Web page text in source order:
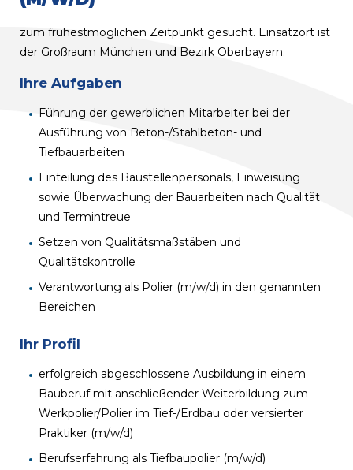
zum frühestmöglichen Zeitpunkt gesucht. Einsatzort ist
der Großraum München und Bezirk Oberbayern.
Ihre Aufgaben
Führung der gewerblichen Mitarbeiter bei der
Ausführung von Beton-/Stahlbeton- und
Tiefbauarbeiten
Einteilung des Baustellenpersonals, Einweisung
sowie Überwachung der Bauarbeiten nach Qualität
und Termintreue
Setzen von Qualitätsmaßstäben und
Qualitätskontrolle
Verantwortung als Polier (m/w/d) in den genannten
Bereichen
Ihr Profil
erfolgreich abgeschlossene Ausbildung in einem
Bauberuf mit anschließender Weiterbildung zum
Werkpolier/Polier im Tief-/Erdbau oder versierter
Praktiker (m/w/d)
Berufserfahrung als Tiefbaupolier (m/w/d)